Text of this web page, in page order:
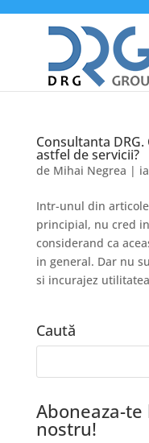
Consultanta
astfel de servicii?
de Mihai Negrea |
Intr-unul din
principial, nu cred
considerand ca
in general. Dar nu
si incurajez
Caută
Aboneaza-
nostru!